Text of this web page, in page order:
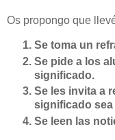
Os propongo que
Se toma un
Se pide a los
significado.
Se les invita a
significado sea
Se leen las